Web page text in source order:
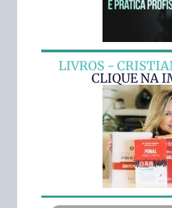
LIVROS -
CLIQUE NA